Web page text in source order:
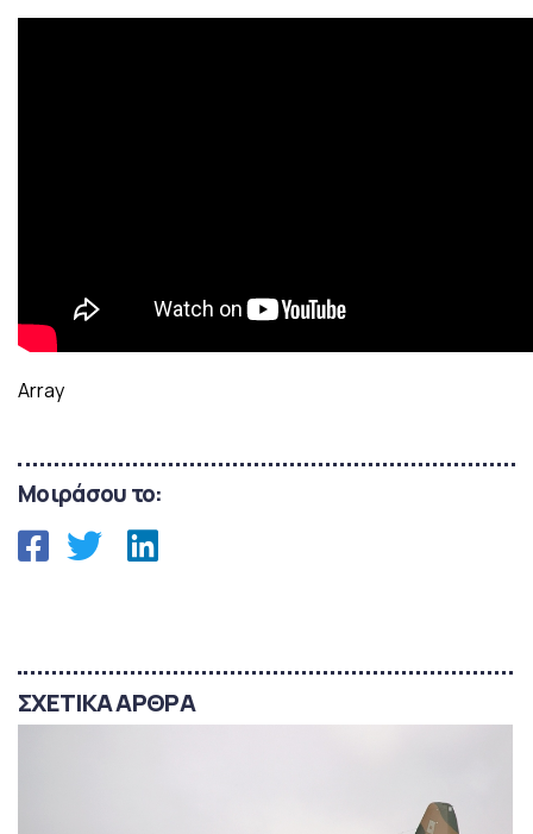
Array
Μοιράσου το:
ΣΧΕΤΙΚΑ ΑΡΘΡΑ